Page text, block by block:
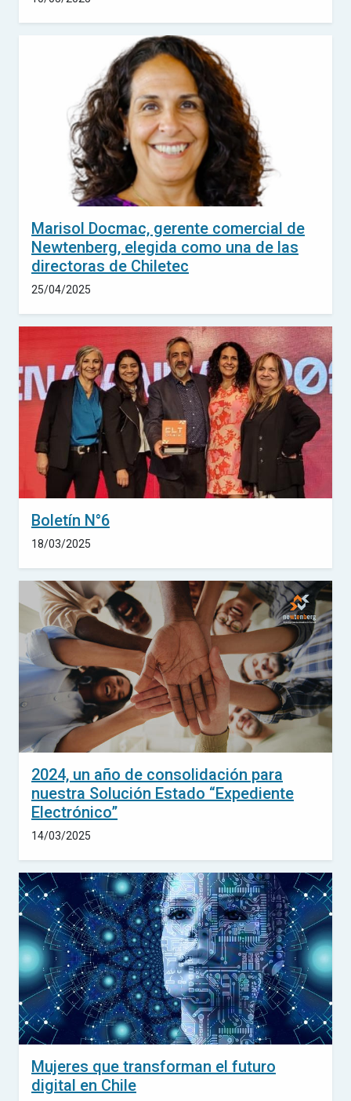
Marisol Docmac, gerente comercial de
Newtenberg, elegida como una de las
directoras de Chiletec
25/04/2025
Boletín N°6
18/03/2025
2024, un año de consolidación para
nuestra Solución Estado “Expediente
Electrónico”
14/03/2025
Mujeres que transforman el futuro
digital en Chile